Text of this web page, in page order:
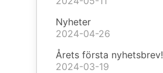
Nyheter
2024-04-26
Årets första nyhetsbrev!
2024-03-19